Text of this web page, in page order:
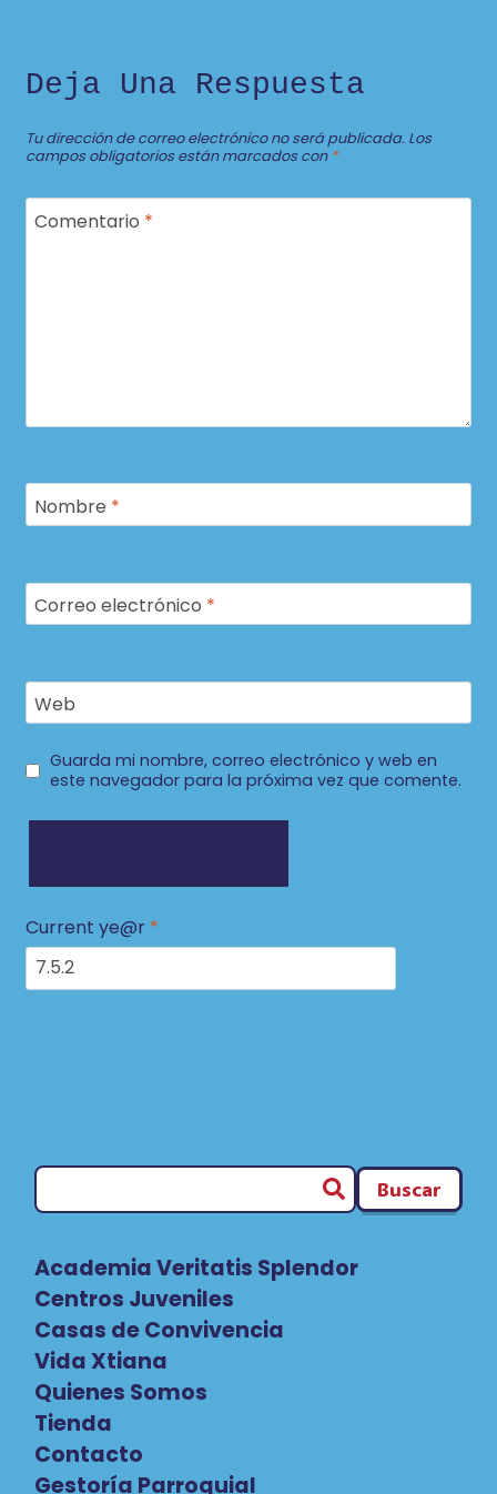
Deja Una Respuesta
Tu dirección de correo electrónico no será publicada. Los
campos obligatorios están marcados con *
Comentario *
Nombre *
Correo electrónico *
Web
Guarda mi nombre, correo electrónico y web en
este navegador para la próxima vez que comente.
Current ye@r *
Buscar
Academia Veritatis Splendor
Centros Juveniles
Casas de Convivencia
Vida Xtiana
Quienes Somos
Tienda
Contacto
Gestoría Parroquial